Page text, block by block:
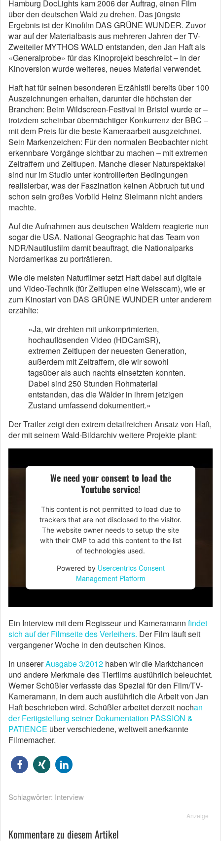
Hamburg DocLights kam 2006 der Auftrag, einen Film
über den deutschen Wald zu drehen. Das jüngste
Ergebnis ist der Kinofilm DAS GRÜNE WUNDER. Zuvor
war auf der Materialbasis aus mehreren Jahren der TV-
Zweiteiler MYTHOS WALD entstanden, den Jan Haft als
«Generalprobe» für das Kinoprojekt beschreibt – in der
Kinoversion wurde weiteres, neues Material verwendet.
Haft hat für seinen besonderen Erzählstil bereits über 100
Auszeichnungen erhalten, darunter die höchsten der
Branchen: Beim Wildscreen-Festival in Bristol wurde er –
trotzdem scheinbar übermächtiger Konkurrenz der BBC –
mit dem Preis für die beste Kameraarbeit ausgzeichnet.
Sein Markenzeichen: Für den normalen Beobachter nicht
erkennbare Vorgänge sichtbar zu machen – mit extremen
Zeitraffern und Zeitlupen. Manche dieser Naturspektakel
sind nur im Studio unter kontrollierten Bedingungen
realisierbar, was der Faszination keinen Abbruch tut und
schon sein großes Vorbild Heinz Sielmann nicht anders
machte.
Auf die Aufnahmen aus deutschen Wäldern reagierte nun
sogar die USA. National Geographic hat das Team von
NDR/Nautilusfilm damit beauftragt, die Nationalparks
Nordamerikas zu porträtieren.
Wie die meisten Naturfilmer setzt Haft dabei auf digitale
und Video-Technik (für Zeitlupen eine Weisscam), wie er
zum Kinostart von DAS GRÜNE WUNDER unter anderem
erzählte:
«Ja, wir drehten mit unkomprimierten,
hochauflösenden Video (HDCamSR),
extremen Zeitlupen der neuesten Generation,
außerdem mit Zeitraffern, die wir sowohl
tagsüber als auch nachts einsetzten konnten.
Dabei sind 250 Stunden Rohmaterial
entstanden, das die Wälder in ihrem jetzigen
Zustand umfassend dokumentiert.»
Der Trailer zeigt den extrem detailreichen Ansatz von Haft,
der mit seinem Wald-Bildarchiv weitere Projekte plant:
We need your consent to load the
Youtube service!
This content is not permitted to load due to
trackers that are not disclosed to the visitor.
The website owner needs to setup the site
with their CMP to add this content to the list
of technologies used.
Powered by Usercentrics Consent
Management Platform
Ein Interview mit dem Regisseur und Kameramann findet
sich auf der Filmseite des Verleihers. Der Film läuft seit
vergangener Woche in den deutschen Kinos.
In unsererAusgabe 3/2012 haben wir die Marktchancen
und andere Merkmale des Tierfilms ausführlich beleuchtet.
Werner Schüßler verfasste das Spezial für den Film/TV-
Kameramann, in dem auch ausführlich die Arbeit von Jan
Haft beschrieben wird. Schüßler arbeitet derzeit nochan
der Fertigstellung seiner Dokumentation PASSION &
PATIENCE über verschiedene, weltweit anerkannte
Filmemacher.
Schlagwörter: Interview
Anzeige
Kommentare zu diesem Artikel